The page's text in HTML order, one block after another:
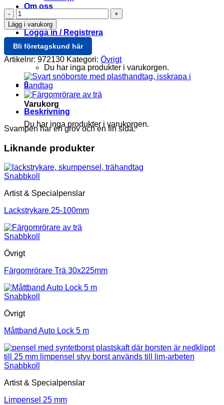
Om oss
Logga in / Registrera
Varukorg /0
Du har inga produkter i varukorgen.
0
Varukorg
Du har inga produkter i varukorgen.
Målarsvamp
Duo
mängd
Lägg i varukorg
Bli företagskund här
Artikelnr: 972130 Kategori: Övrigt
Beskrivning
Svampen har en grov och en fin sida.
Liknande produkter
Snabbkoll
Artist & Specialpenslar
Lackstrykare 25-100mm
Snabbkoll
Övrigt
Färgomrörare Trä 30x225mm
Snabbkoll
Övrigt
Måttband Auto Lock 5 m
Snabbkoll
Artist & Specialpenslar
Limpensel 25 mm